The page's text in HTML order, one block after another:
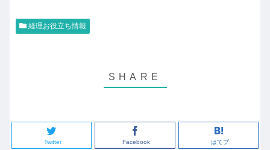
経理お役立ち情報
Twitter Facebook はてブ